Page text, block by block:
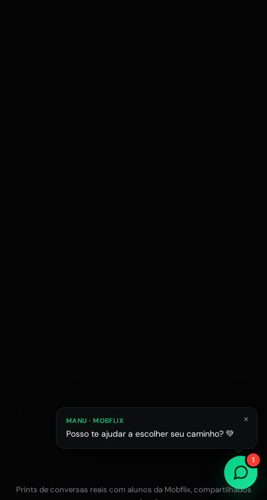
Júlia L.
Raphael M.
Estagiário em
Prints de conversas reais com alunos da Mobflix, compartilhados
12x R$47
1
MANU · MOBFLIX
Posso te ajudar a escolher seu caminho? 💚
×
Falar com a equipe no WhatsApp